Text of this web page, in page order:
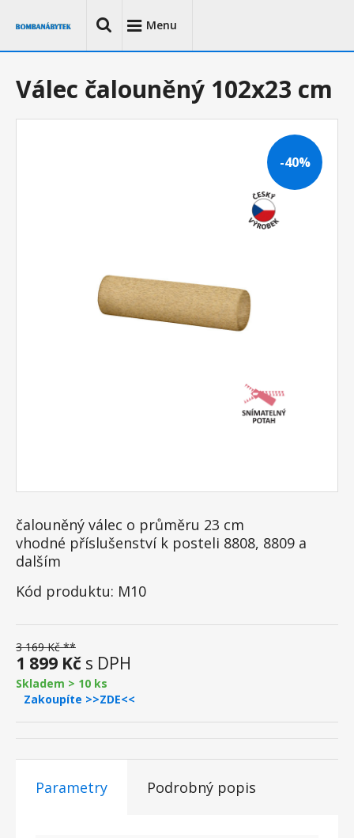
Menu
-40%
Válec čalouněný 102x23 cm
čalouněný válec o průměru 23 cm
vhodné příslušenství k posteli 8808, 8809 a
dalším
Kód produktu: M10
3 169 Kč **
1 899 Kč s DPH
Skladem > 10 ks
Zakoupíte >>ZDE<<
Parametry Podrobný popis